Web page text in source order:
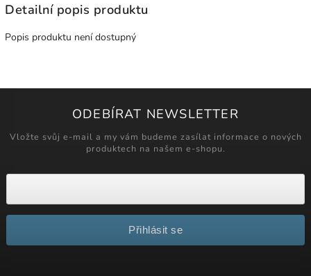
Detailní popis produktu
Popis produktu není dostupný
ODEBÍRAT NEWSLETTER
Vložte svůj e-mail a my vám budeme zasílat informace o nových
produktech na našem e-shopu.
Přihlásit se